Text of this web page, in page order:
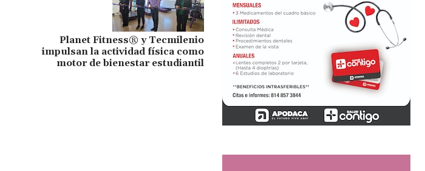
Planet Fitness® y Tecmilenio
impulsan la actividad física como
motor de bienestar estudiantil